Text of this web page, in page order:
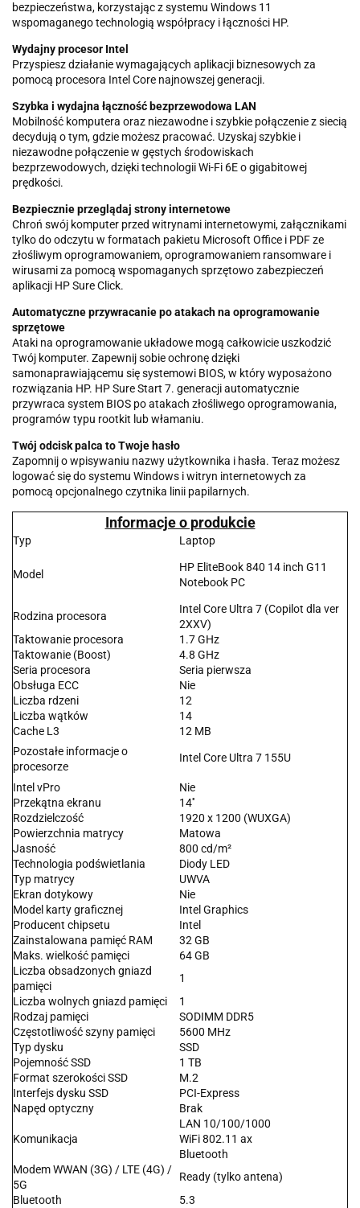
bezpieczeństwa, korzystając z systemu Windows 11
wspomaganego technologią współpracy i łączności HP.
Wydajny procesor Intel
Przyspiesz działanie wymagających aplikacji biznesowych za
pomocą procesora Intel Core najnowszej generacji.
Szybka i wydajna łączność bezprzewodowa LAN
Mobilność komputera oraz niezawodne i szybkie połączenie z siecią
decydują o tym, gdzie możesz pracować. Uzyskaj szybkie i
niezawodne połączenie w gęstych środowiskach
bezprzewodowych, dzięki technologii Wi-Fi 6E o gigabitowej
prędkości.
Bezpiecznie przeglądaj strony internetowe
Chroń swój komputer przed witrynami internetowymi, załącznikami
tylko do odczytu w formatach pakietu Microsoft Office i PDF ze
złośliwym oprogramowaniem, oprogramowaniem ransomware i
wirusami za pomocą wspomaganych sprzętowo zabezpieczeń
aplikacji HP Sure Click.
Automatyczne przywracanie po atakach na oprogramowanie
sprzętowe
Ataki na oprogramowanie układowe mogą całkowicie uszkodzić
Twój komputer. Zapewnij sobie ochronę dzięki
samonaprawiającemu się systemowi BIOS, w który wyposażono
rozwiązania HP. HP Sure Start 7. generacji automatycznie
przywraca system BIOS po atakach złośliwego oprogramowania,
programów typu rootkit lub włamaniu.
Twój odcisk palca to Twoje hasło
Zapomnij o wpisywaniu nazwy użytkownika i hasła. Teraz możesz
logować się do systemu Windows i witryn internetowych za
pomocą opcjonalnego czytnika linii papilarnych.
Informacje o produkcie
Typ Laptop
Model
HP EliteBook 840 14 inch G11
Notebook PC
Rodzina procesora
Intel Core Ultra 7 (Copilot dla ver
2XXV)
Taktowanie procesora
1.7 GHz
Taktowanie (Boost)
4.8 GHz
Seria procesora
Seria pierwsza
Obsługa ECC
Nie
Liczba rdzeni
12
Liczba wątków
14
Cache L3
12 MB
Pozostałe informacje o
procesorze
Intel Core Ultra 7 155U
Intel vPro
Nie
Przekątna ekranu
14''
Rozdzielczość
1920 x 1200 (WUXGA)
Powierzchnia matrycy
Matowa
Jasność
800 cd/m²
Technologia podświetlania
Diody LED
Typ matrycy
UWVA
Ekran dotykowy
Nie
Model karty graficznej
Intel Graphics
Producent chipsetu
Intel
Zainstalowana pamięć RAM
32 GB
Maks. wielkość pamięci
64 GB
Liczba obsadzonych gniazd
pamięci
1
Liczba wolnych gniazd pamięci
1
Rodzaj pamięci
SODIMM DDR5
Częstotliwość szyny pamięci
5600 MHz
Typ dysku
SSD
Pojemność SSD
1 TB
Format szerokości SSD
M.2
Interfejs dysku SSD
PCI-Express
Napęd optyczny
Brak
Komunikacja
LAN 10/100/1000
WiFi 802.11 ax
Bluetooth
Modem WWAN (3G) / LTE (4G) /
5G
Ready (tylko antena)
Bluetooth
5.3